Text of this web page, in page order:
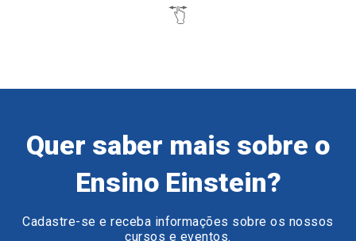
Quer saber mais sobre o
Ensino Einstein?
Cadastre-se e receba informações sobre os nossos
cursos e eventos.